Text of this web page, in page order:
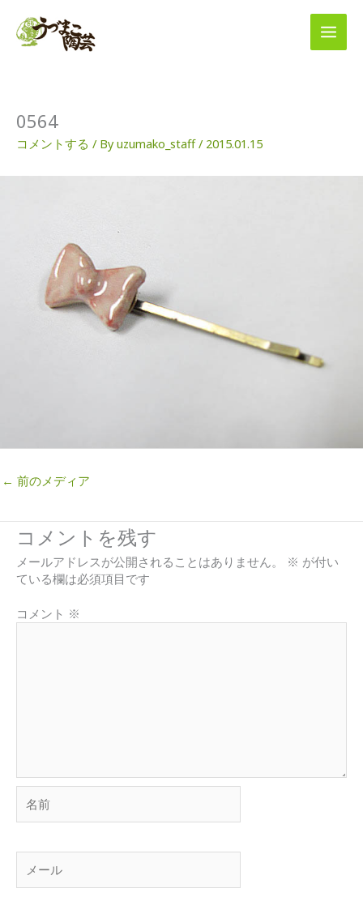
0564
コメントする / Byuzumako_staff/ 2015.01.15
← 前のメディア
コメントを残す
メールアドレスが公開されることはありません。 ※ が付い
ている欄は必須項目です
コメント ※
前
ー
ル